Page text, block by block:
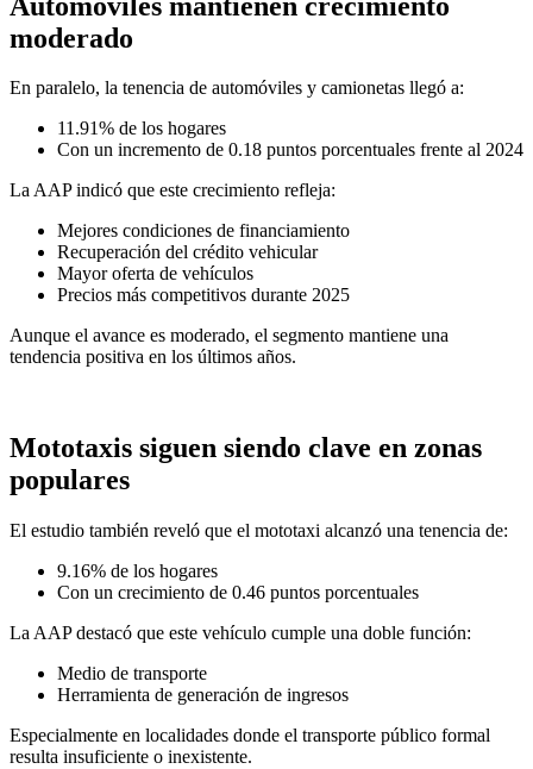
moderado
En paralelo, la tenencia de automóviles y camionetas llegó a:
11.91% de los hogares
Con un incremento de 0.18 puntos porcentuales frente al 2024
La AAP indicó que este crecimiento refleja:
Mejores condiciones de financiamiento
Recuperación del crédito vehicular
Mayor oferta de vehículos
Precios más competitivos durante 2025
Aunque el avance es moderado, el segmento mantiene una
tendencia positiva en los últimos años.
Mototaxis siguen siendo clave en zonas
populares
El estudio también reveló que el mototaxi alcanzó una tenencia de:
9.16% de los hogares
Con un crecimiento de 0.46 puntos porcentuales
La AAP destacó que este vehículo cumple una doble función:
Medio de transporte
Herramienta de generación de ingresos
Especialmente en localidades donde el transporte público formal
resulta insuficiente o inexistente.